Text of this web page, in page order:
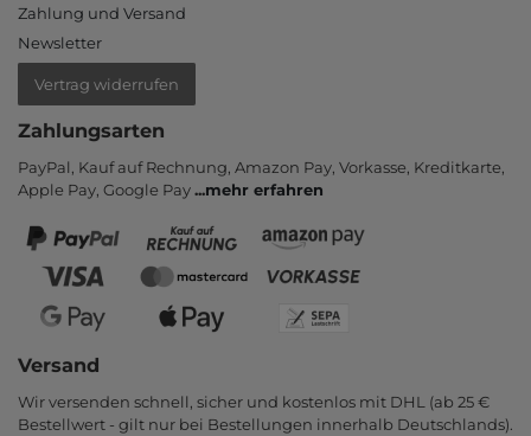
Zahlung und Versand
Newsletter
Vertrag widerrufen
Zahlungsarten
PayPal, Kauf auf Rechnung, Amazon Pay, Vor­kasse, Kredit­karte,
Apple Pay, Google Pay...mehr erfahren
Versand
Wir versenden schnell, sicher und kostenlos mit DHL (ab 25 €
Bestell­wert - gilt nur bei Bestel­lungen inner­halb Deutsch­lands).